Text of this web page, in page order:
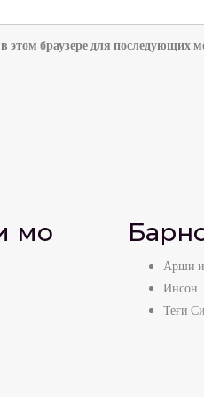
этом браузере для последующих
мо
Арши
Инсон
Теғи